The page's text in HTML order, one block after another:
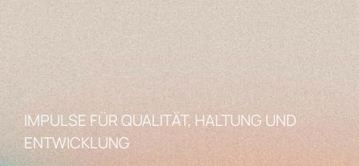
IMPULSE FÜR QUALITÄT, HALTUNG UND
ENTWICKLUNG